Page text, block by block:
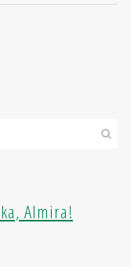
Almira!